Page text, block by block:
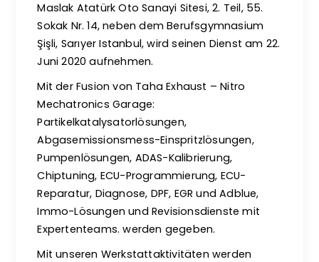
Maslak Atatürk Oto Sanayi Sitesi, 2. Teil, 55.
Sokak Nr. 14, neben dem Berufsgymnasium
Şişli, Sarıyer Istanbul, wird seinen Dienst am 22.
Juni 2020 aufnehmen.
Mit der Fusion von Taha Exhaust – Nitro
Mechatronics Garage:
Partikelkatalysatorlösungen,
Abgasemissionsmess-Einspritzlösungen,
Pumpenlösungen, ADAS-Kalibrierung,
Chiptuning, ECU-Programmierung, ECU-
Reparatur, Diagnose, DPF, EGR und Adblue,
Immo-Lösungen und Revisionsdienste mit
Expertenteams. werden gegeben.
Mit unseren Werkstattaktivitäten werden